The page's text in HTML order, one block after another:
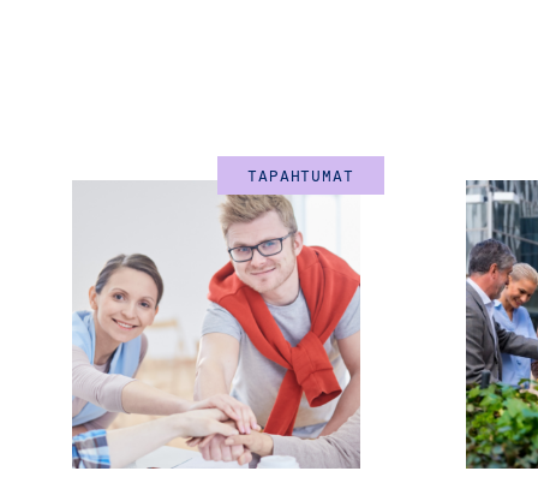
TAPAHTUMAT